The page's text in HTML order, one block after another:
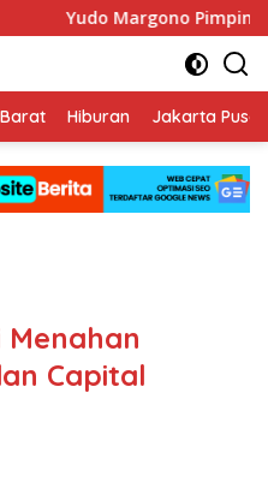
Yudo Margono Pimpin Ziarah
Hiburan Jakarta Pusat
Menahan
Capital